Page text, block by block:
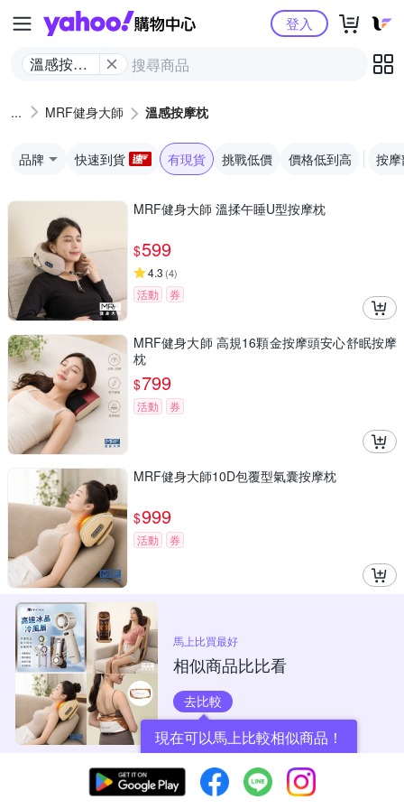
Yahoo購物中心
溫感按摩
登入
MRF健身大師 溫感按摩枕
品牌 快速到貨 有現貨 挑戰低價 價格低到高 按
MRF健身大師 溫揉午睡U型按摩枕
$599
4.3 (4)
活動 券
MRF健身大師 高規16顆金按摩頭安心舒眠按摩
枕
$799
活動 券
MRF健身大師10D包覆型氣囊按摩枕
$999
活動 券
馬上比買最好
相似商品比比看
去比較
現在可以馬上比較相似商品！